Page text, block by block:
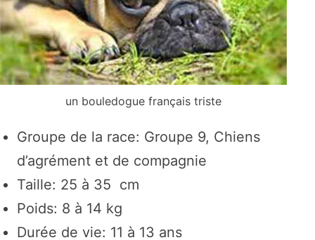
un bouledogue français triste
Groupe de la race: Groupe 9, Chiens
d’agrément et de compagnie
Taille: 25 à 35 cm
Poids: 8 à 14 kg
Durée de vie: 11 à 13 ans